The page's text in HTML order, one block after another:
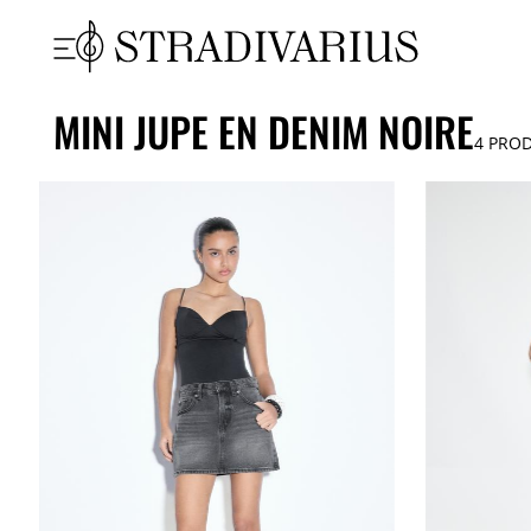
MINI JUPE EN DENIM NOIRE4